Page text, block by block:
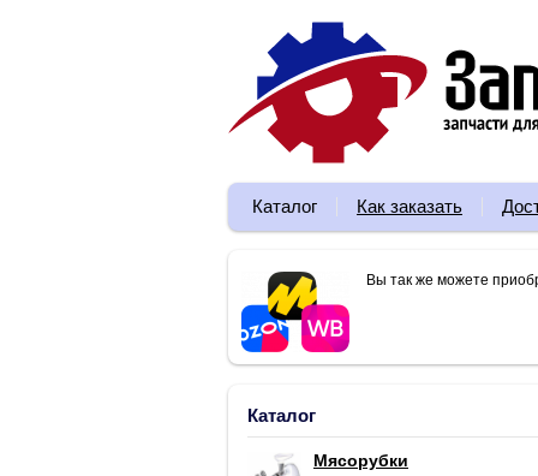
Каталог Как заказать
Вы так же можете
Каталог
Мясорубки